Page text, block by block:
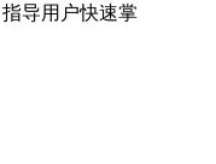
导用户快速掌